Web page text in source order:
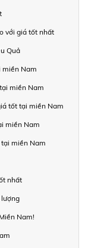
với giá tốt nhất
Quả
miền Nam
miền Nam
tốt tại miền Nam
miền Nam
miền Nam
nhất
lượng
Nam!